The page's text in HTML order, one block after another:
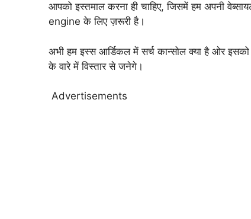
आपको इस्तमाल करना ही चाहिए, जिसमें हम अपनी
engine के लिए ज़रूरी है।
अभी हम इस्स आर्डिकल में सर्च कान्सोल क्या है ओर
के वारे में विस्तार से जनेगे।
Advertisements